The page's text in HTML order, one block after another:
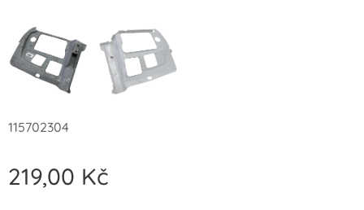
115702304
219,00 Kč